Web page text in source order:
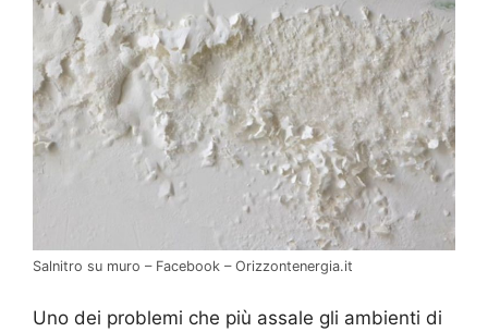
Salnitro su muro – Facebook – Orizzontenergia.it
Uno dei problemi che più assale gli ambienti di